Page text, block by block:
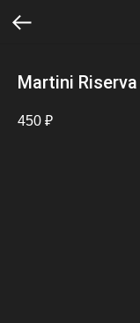
Martini
450 ₽